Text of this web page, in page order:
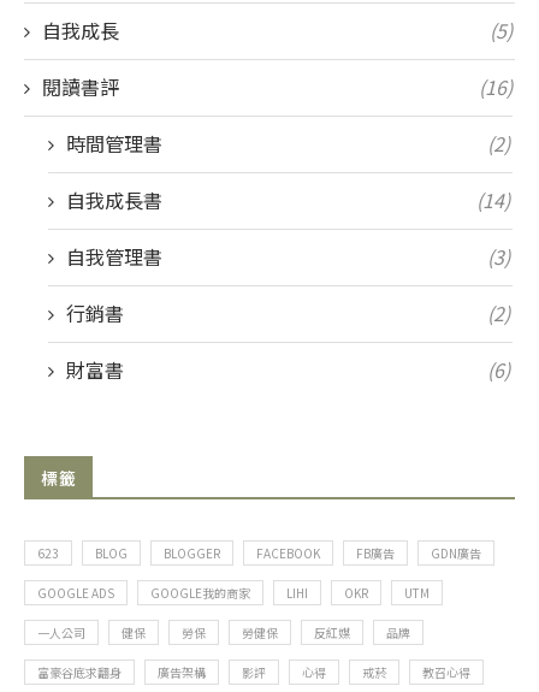
自我成長
(5)
閱讀書評
(16)
時間管理書
(2)
自我成長書
(14)
自我管理書
(3)
行銷書
(2)
財富書
(6)
標籤
623 BLOG BLOGGER FACEBOOK FB廣告 GDN廣告
GOOGLE ADS GOOGLE我的商家 LIHI OKR UTM
一人公司 健保 勞保 勞健保 反紅媒 品牌
富豪谷底求翻身 廣告架構 影評 心得 戒菸 教召心得